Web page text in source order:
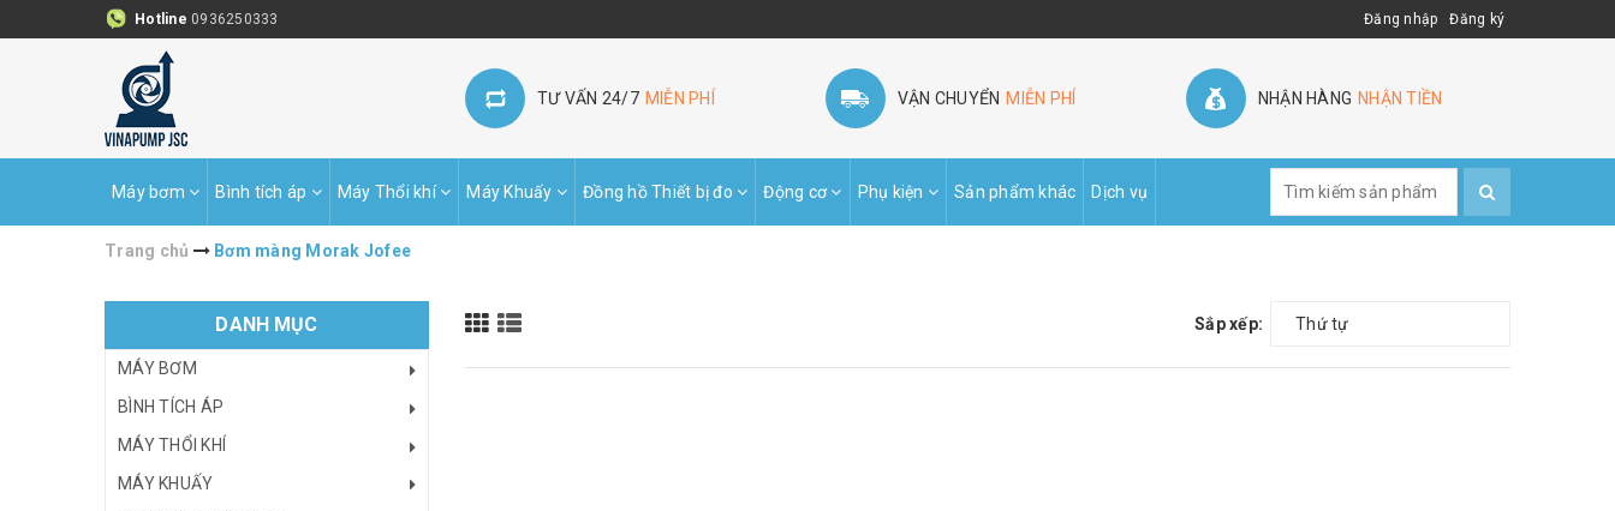
Hotline 0936250333 Đăng nhập Đăng ký
TƯ VẤN 24/7 MIỄN PHÍ VẬN CHUYỂN MIỄN PHÍ NHẬN HÀNG NHẬN TIỀN
Máy bơm Bình tích áp Máy Thổi khí Máy Khuấy Đồng hồ Thiết bị đo Động cơ Phụ kiện Sản phẩm khác Dịch vụ
Trang chủ Bơm màng Morak Jofee
Sắp xếp: Thứ tự
DANH MỤC
MÁY BƠM
BÌNH TÍCH ÁP
MÁY THỔI KHÍ
MÁY KHUẤY